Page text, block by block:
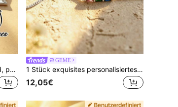
1 Stück herzförmiges Armband, personalisiertes Goldarmband, Muttertagsgeschenk, Geschenk für sie, personalisierter Damenschmuck, Goldschmuck, DIY-Schmuck, Geburtstagsgeschenk für Freundin/Freundin/Mutter/Tochter, personalisiertes individuelles Weihnachtsgeschenk, personalisierter Name, Damenschmuckgeschenk
GEME
1 Stück exquisites personalisiertes Damen-Geburtstein-Armband, ideales Geschenk für Muttertag, Brautjungfer, Freundin, Mutter, Familie, Freunde, Tochter. Personalisiertes Gold-Geburtstein-Armband, Familien-Geburtstein-Armband (mit eingebetteten Kinder-Geburtsteinen), Weihnachtsgeschenk für sie
12,05€